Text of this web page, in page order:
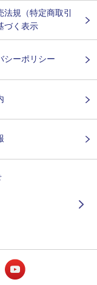
法規（特定商取引
づく表示
シーポリシー